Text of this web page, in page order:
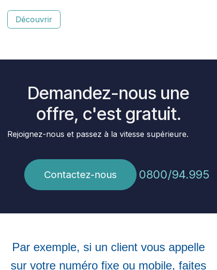
Découvrir
Demandez-nous une
offre, c'est gratuit.
Rejoignez-nous et passez à la vitesse supérieure.
Contactez-nous 0800/94.995
Par exemple, si un client vous appelle
sur votre numéro fixe ou mobile, faites